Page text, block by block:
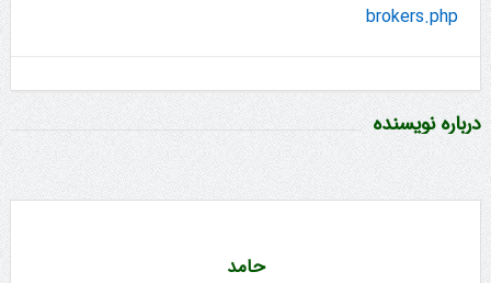
brokers.php
درباره نویسنده
حامد